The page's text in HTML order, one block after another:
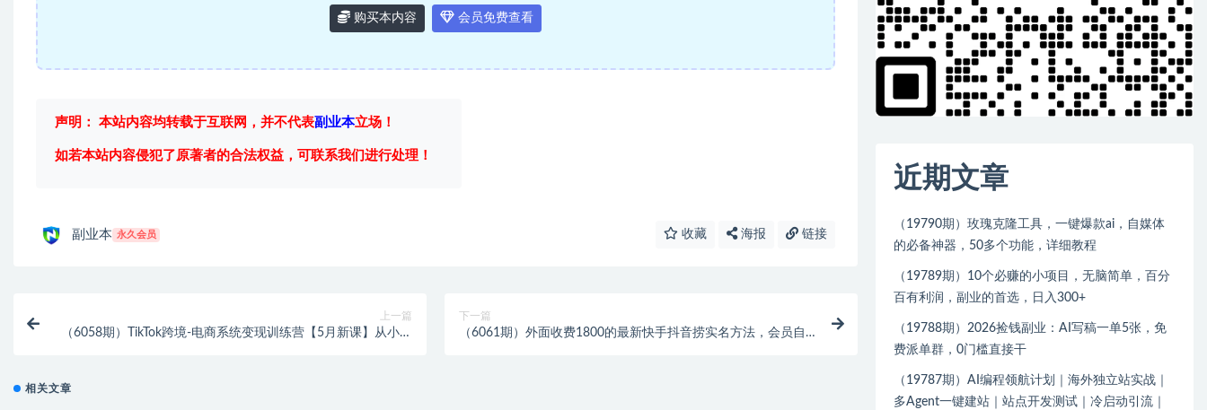
购买本内容 会员免费查看
声明： 本站内容均转载于互联网，并不代表副业本立场！
如若本站内容侵犯了原著者的合法权益，可联系我们进行处理！
副业本 永久会员 收藏 海报 链接
上一篇
（6058期）TikTok跨境-电商系统变现训练营【5月新课】从小白
下一篇
（6061期）外面收费1800的最新快手抖音捞实名方法，会员自
相关文章
近期文章
（19790期）玫瑰克隆工具，一键爆款ai，自媒体
的必备神器，50多个功能，详细教程
（19789期）10个必赚的小项目，无脑简单，百分
百有利润，副业的首选，日入300+
（19788期）2026捡钱副业：AI写稿一单5张，免
费派单群，0门槛直接干
（19787期）AI编程领航计划｜海外独立站实战｜
多Agent一键建站｜站点开发测试｜冷启动引流｜